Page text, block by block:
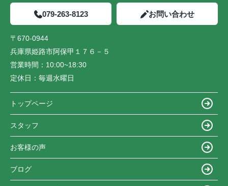
079-263-8123 お問い合わせ
〒670-0944
兵庫県姫路市阿保甲１７６－５
営業時間： 10:00~18:30
定休日： 毎週水曜日
トップページ
スタッフ
お客様の声
ブログ